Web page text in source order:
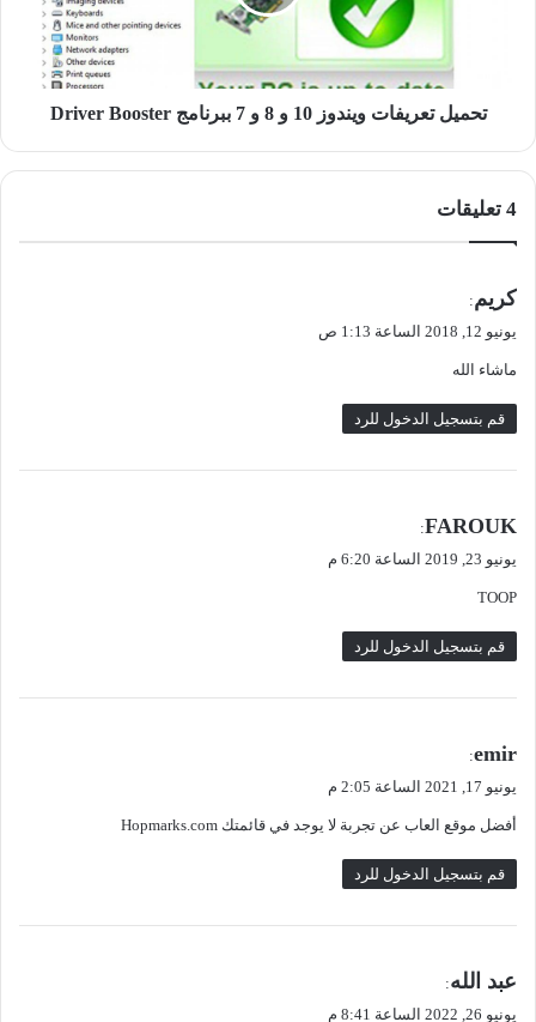
Driverتحميل تعريفات ويندوز 10 و 8 و 7 ببرنامج Driver Booster
‫4 تعليقات
ي
ل
كريم:
يونيو 12, 2018 الساعة 1:13 ص
ماشاء الله
قم بتسجيل الدخول للرد
ي
ل
FAROUK
:
يونيو 23, 2019 الساعة 6:20 م
TOOP
قم بتسجيل الدخول للرد
ي
ل
emir
:
يونيو 17, 2021 الساعة 2:05 م
أفضل موقع العاب عن تجربة لا يوجد في قائمتك Hopmarks.com
قم بتسجيل الدخول للرد
ي
عبد الله:
يونيو 26, 2022 الساعة 8:41 م